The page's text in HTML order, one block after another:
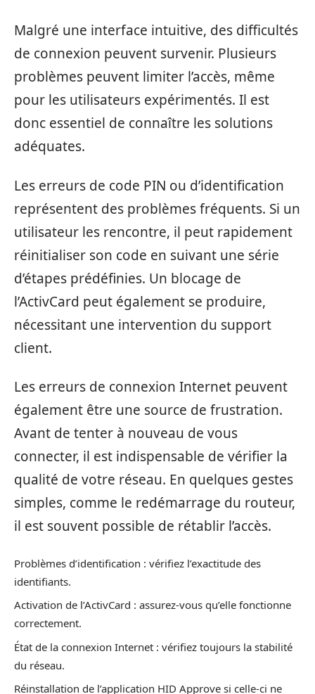
Malgré une interface intuitive, des difficultés
de connexion peuvent survenir. Plusieurs
problèmes peuvent limiter l’accès, même
pour les utilisateurs expérimentés. Il est
donc essentiel de connaître les solutions
adéquates.
Les erreurs de code PIN ou d’identification
représentent des problèmes fréquents. Si un
utilisateur les rencontre, il peut rapidement
réinitialiser son code en suivant une série
d’étapes prédéfinies. Un blocage de
l’ActivCard peut également se produire,
nécessitant une intervention du support
client.
Les erreurs de connexion Internet peuvent
également être une source de frustration.
Avant de tenter à nouveau de vous
connecter, il est indispensable de vérifier la
qualité de votre réseau. En quelques gestes
simples, comme le redémarrage du routeur,
il est souvent possible de rétablir l’accès.
Problèmes d’identification : vérifiez l’exactitude des
identifiants.
Activation de l’ActivCard : assurez-vous qu’elle fonctionne
correctement.
État de la connexion Internet : vérifiez toujours la stabilité
du réseau.
Réinstallation de l’application HID Approve si celle-ci ne